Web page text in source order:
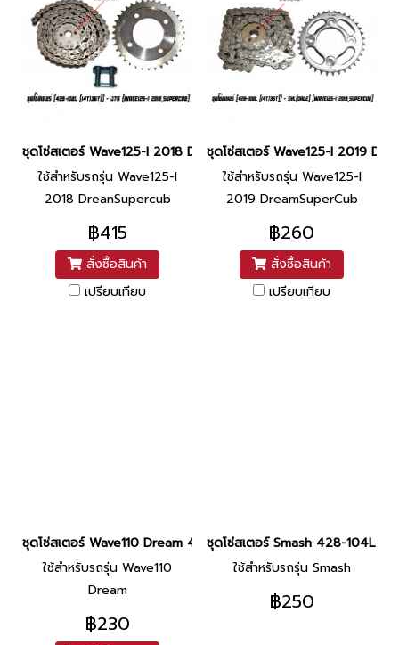
ชุดโซ่สเตอร์ Wave125-I 2018 DreanSupercub 428-108L (14T/
ใช้สำหรับรถรุ่น Wave125-I
2018 DreanSupercub
฿415
สั่งซื้อสินค้า
เปรียบเทียบ
ชุดโซ่สเตอร์ Wave125-I 2019
ใช้สำหรับรถรุ่น Wave125-I
2019 DreamSuperCub
฿260
สั่งซื้อสินค้า
เปรียบเทียบ
ชุดโซ่สเตอร์ Wave110 Dream 428-100L (14T/36T) ยี่ห้อ Dale
ใช้สำหรับรถรุ่น Wave110
Dream
฿230
ชุดโซ่สเตอร์ Smash 428-104L
ใช้สำหรับรถรุ่น Smash
฿250